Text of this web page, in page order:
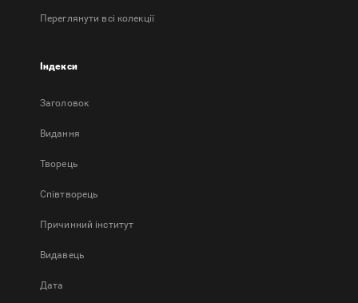
Переглянути всі колекції
Індекси
Заголовок
Bидання
Творець
Співтворець
Причинний інститут
Видавець
Дата